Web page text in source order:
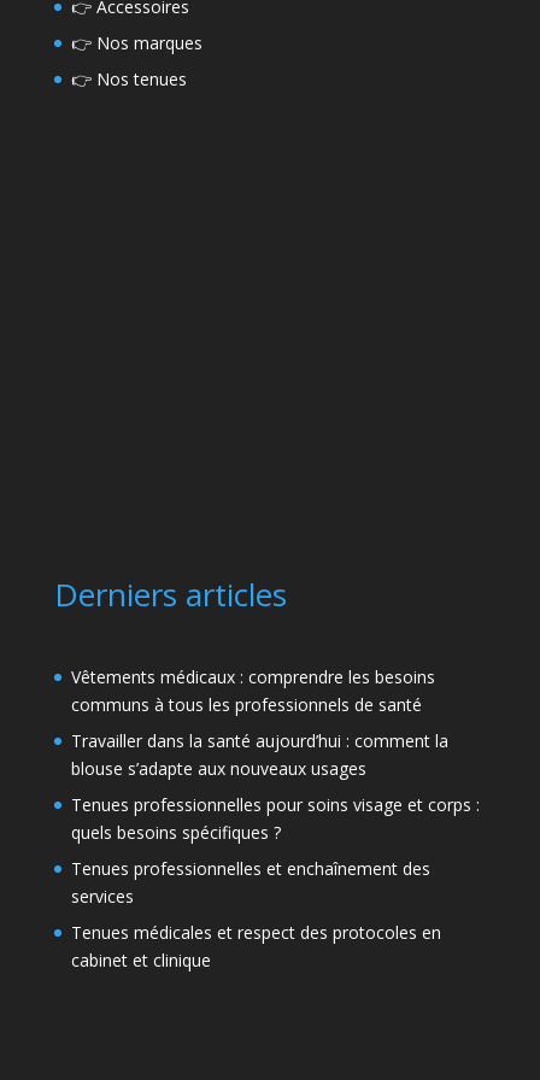
👉 Accessoires
👉 Nos marques
👉 Nos tenues
Derniers articles
Vêtements médicaux : comprendre les besoins
communs à tous les professionnels de santé
Travailler dans la santé aujourd’hui : comment la
blouse s’adapte aux nouveaux usages
Tenues professionnelles pour soins visage et corps :
quels besoins spécifiques ?
Tenues professionnelles et enchaînement des
services
Tenues médicales et respect des protocoles en
cabinet et clinique